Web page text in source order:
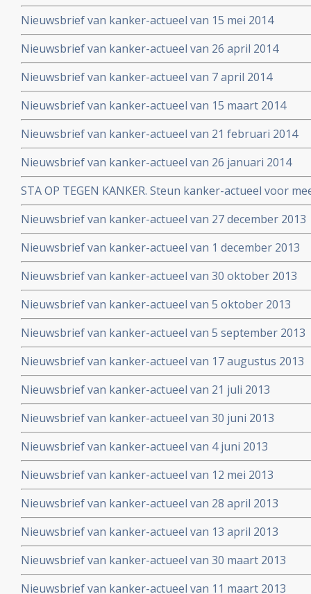
Nieuwsbrief van kanker-actueel van 15 mei 2014
Nieuwsbrief van kanker-actueel van 26 april 2014
Nieuwsbrief van kanker-actueel van 7 april 2014
Nieuwsbrief van kanker-actueel van 15 maart 2014
Nieuwsbrief van kanker-actueel van 21 februari 2014
Nieuwsbrief van kanker-actueel van 26 januari 2014
STA OP TEGEN KANKER. Steun kanker-actueel voor
naar niet-toxische middelen en behandelingen
Nieuwsbrief van kanker-actueel van 27 december 2013
Nieuwsbrief van kanker-actueel van 1 december 2013
Nieuwsbrief van kanker-actueel van 30 oktober 2013
Nieuwsbrief van kanker-actueel van 5 oktober 2013
Nieuwsbrief van kanker-actueel van 5 september 2013
Nieuwsbrief van kanker-actueel van 17 augustus 2013
Nieuwsbrief van kanker-actueel van 21 juli 2013
Nieuwsbrief van kanker-actueel van 30 juni 2013
Nieuwsbrief van kanker-actueel van 4 juni 2013
Nieuwsbrief van kanker-actueel van 12 mei 2013
Nieuwsbrief van kanker-actueel van 28 april 2013
Nieuwsbrief van kanker-actueel van 13 april 2013
Nieuwsbrief van kanker-actueel van 30 maart 2013
Nieuwsbrief van kanker-actueel van 11 maart 2013